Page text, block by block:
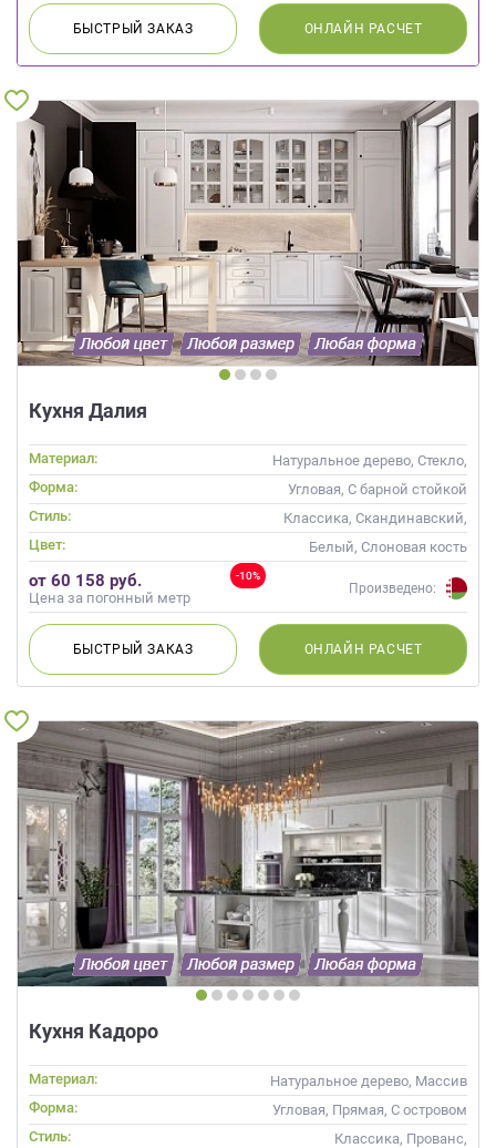
БЫСТРЫЙЗАКАЗ ОНЛАЙН РАСЧЕТ
Кухня Далия
Материал:
Натуральное дерево, Стекло,
Массив
Форма:
Угловая, С барной стойкой
Стиль:
Классика, Скандинавский,
Неоклассика
Цвет: Белый, Слоновая кость
-10%
от 60 158 руб.
Цена за погонный метр
Произведено:
БЫСТРЫЙЗАКАЗ ОНЛАЙН РАСЧЕТ
Кухня Кадоро
Материал:
Натуральное дерево, Массив
Форма:
Угловая, Прямая, С островом
Стиль:
Классика, Прованс,